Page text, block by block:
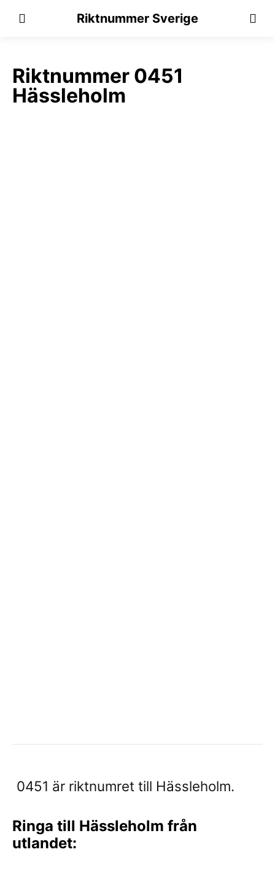
Riktnummer Sverige
Riktnummer 0451
Hässleholm
0451 är riktnumret till Hässleholm.
Ringa till Hässleholm från
utlandet: